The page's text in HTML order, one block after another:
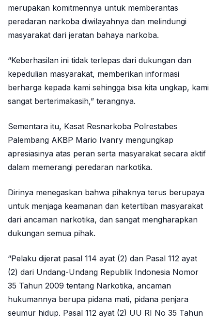
merupakan komitmennya untuk memberantas
peredaran narkoba diwilayahnya dan melindungi
masyarakat dari jeratan bahaya narkoba.
“Keberhasilan ini tidak terlepas dari dukungan dan
kepedulian masyarakat, memberikan informasi
berharga kepada kami sehingga bisa kita ungkap, kami
sangat berterimakasih,” terangnya.
Sementara itu, Kasat Resnarkoba Polrestabes
Palembang AKBP Mario Ivanry mengungkap
apresiasinya atas peran serta masyarakat secara aktif
dalam memerangi peredaran narkotika.
Dirinya menegaskan bahwa pihaknya terus berupaya
untuk menjaga keamanan dan ketertiban masyarakat
dari ancaman narkotika, dan sangat mengharapkan
dukungan semua pihak.
“Pelaku dijerat pasal 114 ayat (2) dan Pasal 112 ayat
(2) dari Undang-Undang Republik Indonesia Nomor
35 Tahun 2009 tentang Narkotika, ancaman
hukumannya berupa pidana mati, pidana penjara
seumur hidup. Pasal 112 ayat (2) UU RI No 35 Tahun